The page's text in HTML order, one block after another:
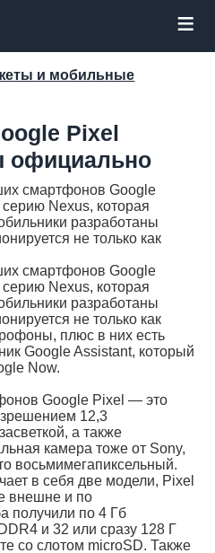
≡
и мобильные
Pixel
официально
смартфонов Google
Nexus, которая
разработаны
не только как
смартфонов Google
Nexus, которая
разработаны
не только как
плюс в них есть
Google Assistant, который
Now.
Google Pixel — это
12,3
а также
камера тоже от Sony,
восьмимегапиксельный.
в себя две модели, Pixel
внешне и по
получили по 4 Гб
и 32 или сразу 128 Г
со слотом microSD. Также